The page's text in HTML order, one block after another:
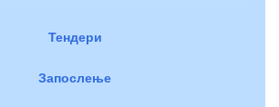
Тендери
Запослење